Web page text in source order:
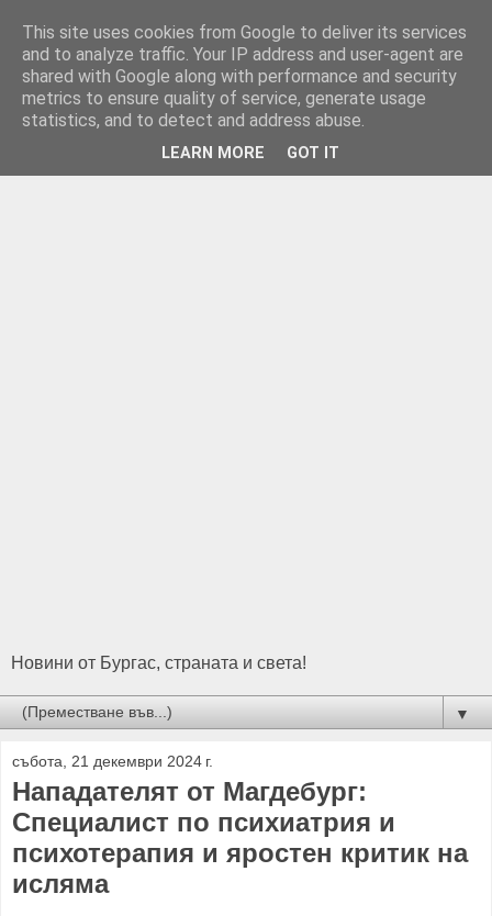
Новини от Бургас, страната и света!
▼
събота, 21 декември 2024 г.
Нападателят от Магдебург:
Специалист по психиатрия и
психотерапия и яростен критик на
исляма
This site uses cookies from Google to deliver its services
and to analyze traffic. Your IP address and user-agent are
shared with Google along with performance and security
metrics to ensure quality of service, generate usage
statistics, and to detect and address abuse.
LEARN MORE GOT IT